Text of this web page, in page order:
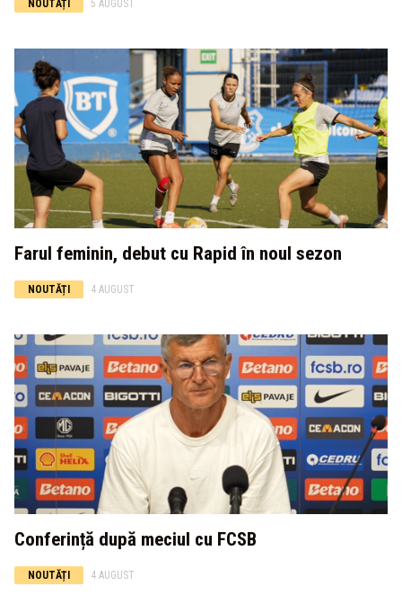
NOUTĂȚI 5 AUGUST
Farul feminin, debut cu Rapid în noul sezon
NOUTĂȚI 4 AUGUST
Conferință după meciul cu FCSB
NOUTĂȚI 4 AUGUST